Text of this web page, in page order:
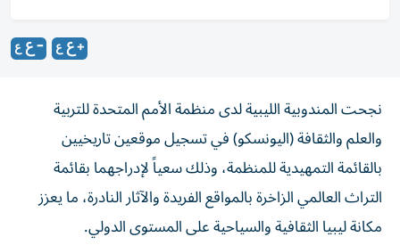
نجحت المندوبية الليبية لدى منظمة الأمم المتحدة للتربية
والعلم والثقافة (اليونسكو) في تسجيل موقعين تاريخيين
بالقائمة التمهيدية للمنظمة، وذلك سعياً لإدراجهما بقائمة
التراث العالمي الزاخرة بالمواقع الفريدة والآثار النادرة، ‌ما يعزز
مكانة ليبيا الثقافية والسياحية على المستوى الدولي.